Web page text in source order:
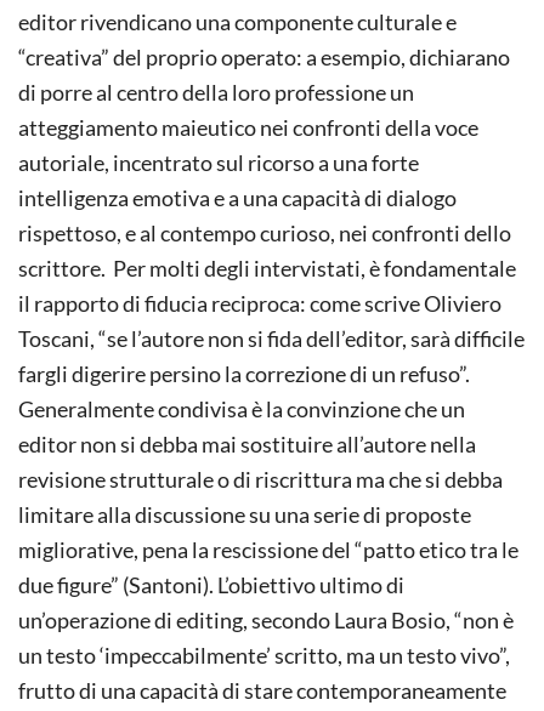
editor rivendicano una componente culturale e
“creativa” del proprio operato: a esempio, dichiarano
di porre al centro della loro professione un
atteggiamento maieutico nei confronti della voce
autoriale, incentrato sul ricorso a una forte
intelligenza emotiva e a una capacità di dialogo
rispettoso, e al contempo curioso, nei confronti dello
scrittore. Per molti degli intervistati, è fondamentale
il rapporto di fiducia reciproca: come scrive Oliviero
Toscani, “se l’autore non si fida dell’editor, sarà difficile
fargli digerire persino la correzione di un refuso”.
Generalmente condivisa è la convinzione che un
editor non si debba mai sostituire all’autore nella
revisione strutturale o di riscrittura ma che si debba
limitare alla discussione su una serie di proposte
migliorative, pena la rescissione del “patto etico tra le
due figure” (Santoni). L’obiettivo ultimo di
un’operazione di editing, secondo Laura Bosio, “non è
un testo ‘impeccabilmente’ scritto, ma un testo vivo”,
frutto di una capacità di stare contemporaneamente